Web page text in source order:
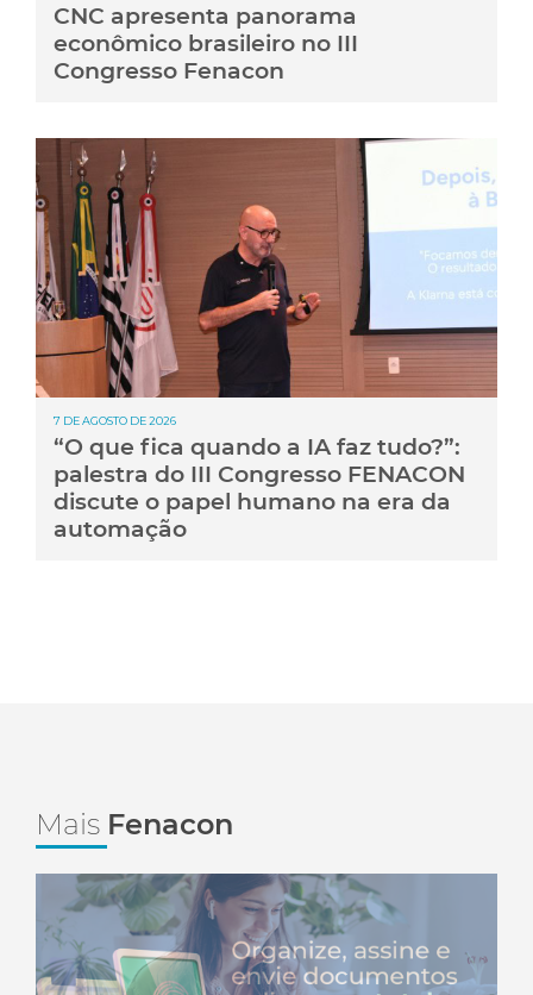
CNC apresenta panorama
econômico brasileiro no III
Congresso Fenacon
7 DE AGOSTO DE 2026
“O que fica quando a IA faz tudo?”:
palestra do III Congresso FENACON
discute o papel humano na era da
automação
Mais Fenacon